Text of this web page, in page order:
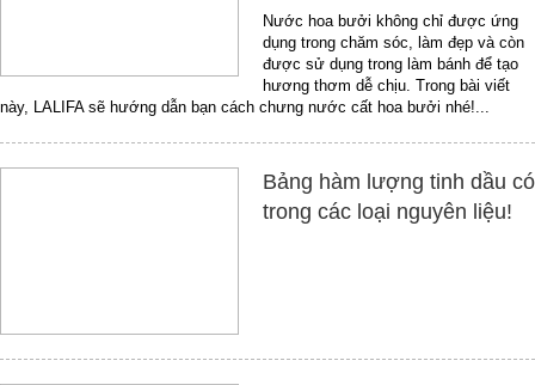
Nước hoa bưởi không chỉ được ứng
dụng trong chăm sóc, làm đẹp và còn
được sử dụng trong làm bánh để tạo
hương thơm dễ chịu. Trong bài viết
này, LALIFA sẽ hướng dẫn bạn cách chưng nước cất hoa bưởi nhé!...
Bảng hàm lượng tinh dầu có
trong các loại nguyên liệu!